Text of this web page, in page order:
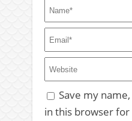
Save my
in this browser